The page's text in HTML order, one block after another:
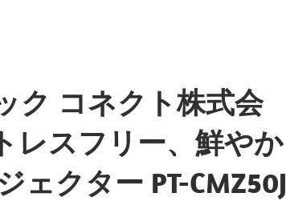
ク コネクト株式会
レスフリー、鮮やか
ェクター PT-CMZ50J